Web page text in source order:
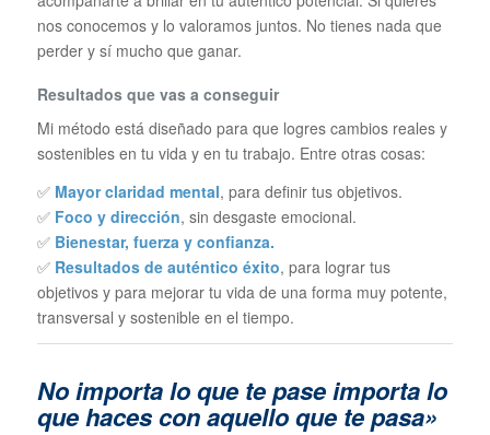
nos conocemos y lo valoramos juntos. No tienes nada que
perder y sí mucho que ganar.
Resultados que vas a conseguir
Mi método está diseñado para que logres cambios reales y
sostenibles en tu vida y en tu trabajo. Entre otras cosas:
✅ Mayor claridad mental, para definir tus objetivos.
✅ Foco y dirección, sin desgaste emocional.
✅ Bienestar, fuerza y confianza.
✅ Resultados de auténtico éxito, para lograr tus
objetivos y para mejorar tu vida de una forma muy potente,
transversal y sostenible en el tiempo.
No importa lo que te pase importa lo
que haces con aquello que te pasa»